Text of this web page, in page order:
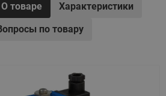
О товаре
Характеристики
по товару